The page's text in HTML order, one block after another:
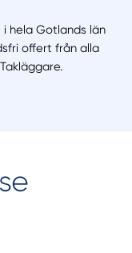
hela Gotlands län
offert från alla